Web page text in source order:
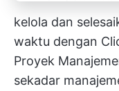
kelola dan
waktu dengan
Proyek
sekadar